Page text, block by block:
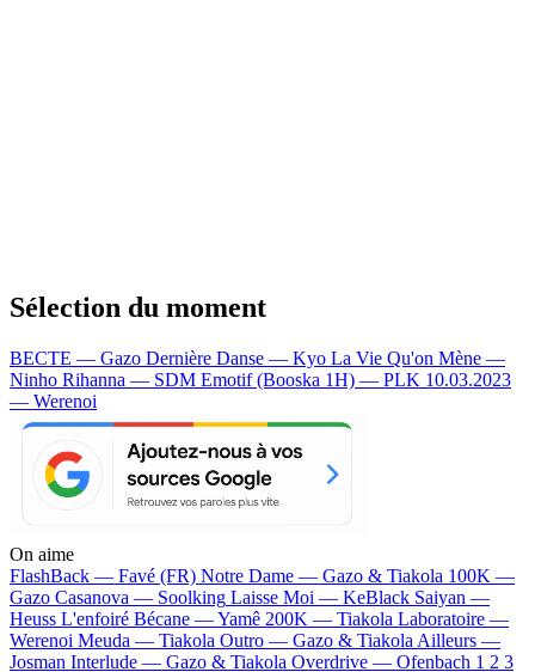
Sélection du moment
BECTE — Gazo Dernière Danse — Kyo La Vie Qu'on Mène —
Ninho Rihanna — SDM Emotif (Booska 1H) — PLK 10.03.2023
— Werenoi
On aime
FlashBack — Favé (FR) Notre Dame — Gazo & Tiakola 100K —
Gazo Casanova — Soolking Laisse Moi — KeBlack Saiyan —
Heuss L'enfoiré Bécane —Yamê 200K — Tiakola Laboratoire —
Werenoi Meuda — Tiakola Outro — Gazo & Tiakola Ailleurs —
Josman Interlude — Gazo & Tiakola Overdrive — Ofenbach 1 2 3